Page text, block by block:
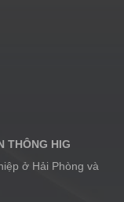
THÔNG HIG
ở Hải Phòng và